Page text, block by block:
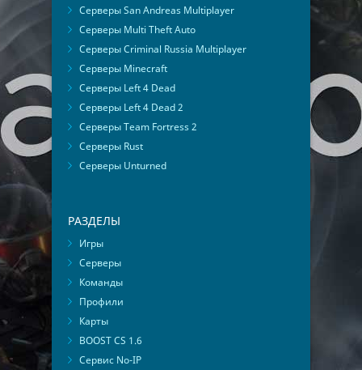
Серверы San Andreas Multiplayer
Серверы Multi Theft Auto
Серверы Criminal Russia Multiplayer
Серверы Minecraft
Серверы Left 4 Dead
Серверы Left 4 Dead 2
Серверы Team Fortress 2
Серверы Rust
Серверы Unturned
РАЗДЕЛЫ
Игры
Серверы
Команды
Профили
Карты
BOOST CS 1.6
Сервис No-IP